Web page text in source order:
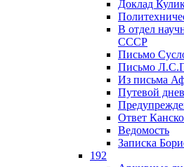
Доклад
В отдел
СССР
Письмо
Письмо
Из письма
Путевой
Ответ
Ведомость
Записка
192